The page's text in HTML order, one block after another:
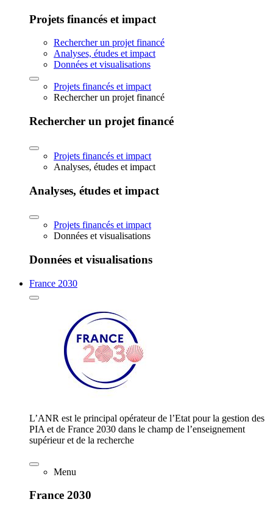
Projets financés et impact
Rechercher un projet financé
Analyses, études et impact
Données et visualisations
Projets financés et impact
Rechercher un projet financé
Rechercher un projet financé
Projets financés et impact
Analyses, études et impact
Analyses, études et impact
Projets financés et impact
Données et visualisations
Données et visualisations
France 2030
L’ANR est le principal opérateur de l’Etat pour la gestion des
PIA et de France 2030 dans le champ de l’enseignement
supérieur et de la recherche
Menu
France 2030